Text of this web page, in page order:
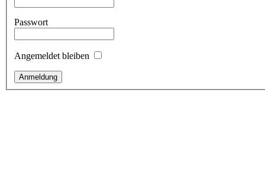
Passwort
Angemeldet bleiben